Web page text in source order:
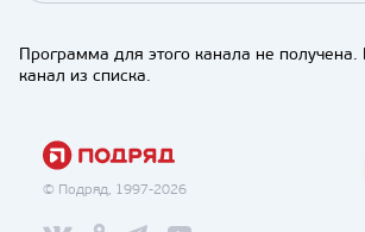
Программа для этого канала не получена.
канал из списка.
© Подряд, 1997-2026